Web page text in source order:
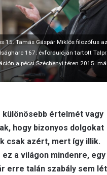
a
l
15. Tamás Gáspár Miklós filozófus
167. évfordulóján tartott
a pécsi Széchenyi téren 2015.
különösebb értelmét vagy
hogy bizonyos dolgokat
csak azért, mert így illik.
a világon mindenre, egy
erre talán szabály sem